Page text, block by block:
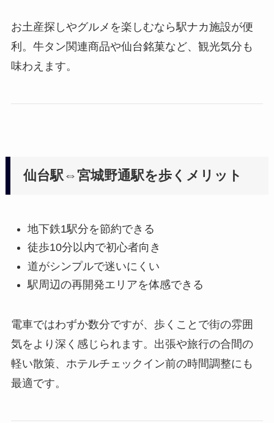
お土産探しやグルメを楽しむなら駅ナカ施設が便
利。牛タン関連商品や仙台銘菓など、観光気分も
味わえます。
仙台駅⇔宮城野通駅を歩くメリット
地下鉄1駅分を節約できる
徒歩10分以内で初心者向き
道がシンプルで迷いにくい
駅周辺の再開発エリアを体感できる
電車ではわずか数分ですが、歩くことで街の雰囲
気をより深く感じられます。出張や旅行の合間の
軽い散策、ホテルチェックイン前の時間調整にも
最適です。